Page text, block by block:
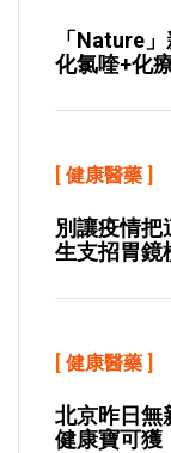
「Nature
化氯喹+化
[ 健康醫藥 ]
別讓疫情把
生支招胃鏡
[ 健康醫藥 ]
北京昨日無
健康寶可獲